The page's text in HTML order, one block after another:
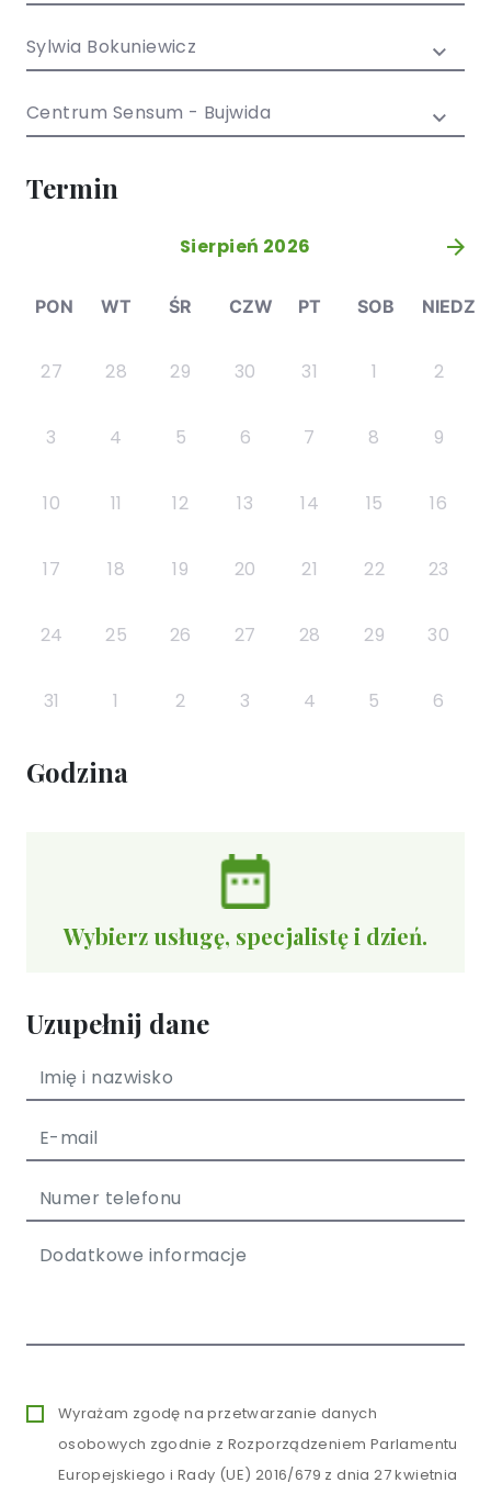
młodzieży
Sylwia Bokuniewicz
Centrum Sensum - Bujwida
Termin
Sierpień 2026 »
PON WT ŚR CZW PT SOB NIEDZ
27 28 29 30 31 1 2
3 4 5 6 7 8 9
10 11 12 13 14 15 16
17 18 19 20 21 22 23
24 25 26 27 28 29 30
31 1 2 3 4 5 6
Godzina
Wybierz usługę, specjalistę i dzień.
Uzupełnij dane
Wyrażam zgodę na przetwarzanie danych
osobowych zgodnie z Rozporządzeniem Parlamentu
Europejskiego i Rady (UE) 2016/679 z dnia 27 kwietnia